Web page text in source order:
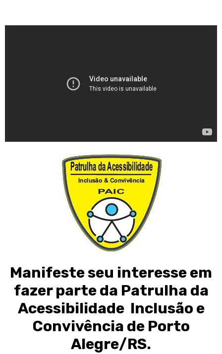
Manifeste seu interesse em
fazer parte da Patrulha da
Acessibilidade Inclusão e
Convivência de Porto
Alegre/RS.